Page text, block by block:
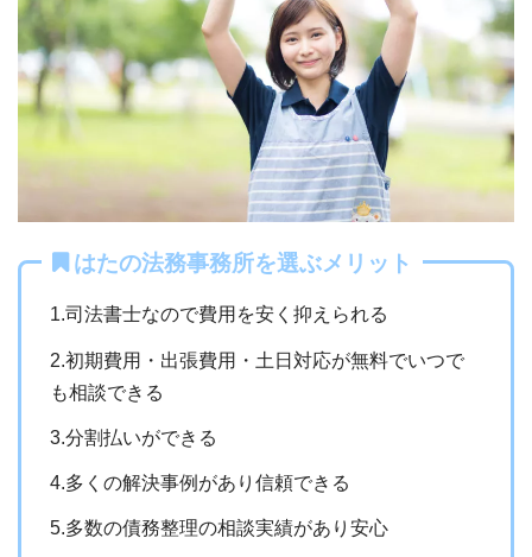
はたの法務事務所を選ぶメリット
1.司法書士なので費用を安く抑えられる
2.初期費用・出張費用・土日対応が無料でいつで
も相談できる
3.分割払いができる
4.多くの解決事例があり信頼できる
5.多数の債務整理の相談実績があり安心